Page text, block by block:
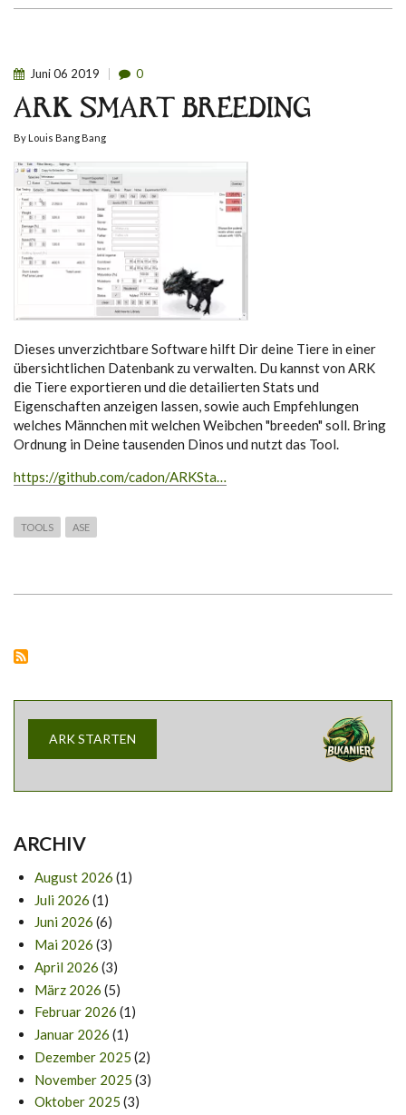
Juni06 2019 0
ARK SMART BREEDING
By Louis Bang Bang
Dieses unverzichtbare Software hilft Dir deine Tiere in einer
übersichtlichen Datenbank zu verwalten. Du kannst von ARK
die Tiere exportieren und die detailierten Stats und
Eigenschaften anzeigen lassen, sowie auch Empfehlungen
welches Männchen mit welchen Weibchen "breeden" soll. Bring
Ordnung in Deine tausenden Dinos und nutzt das Tool.
https://github.com/cadon/ARKSta…
TOOLS ASE
ARK STARTEN
ARCHIV
August 2026 (1)
Juli 2026 (1)
Juni 2026 (6)
Mai 2026 (3)
April 2026 (3)
März 2026 (5)
Februar 2026 (1)
Januar 2026 (1)
Dezember 2025 (2)
November 2025 (3)
Oktober 2025 (3)